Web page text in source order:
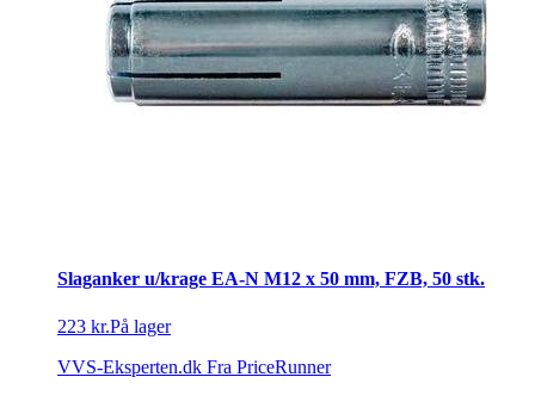
Slaganker u/krage EA-N M12 x 50 mm, FZB, 50 stk.
223 kr.På lager
VVS-Eksperten.dk Fra PriceRunner